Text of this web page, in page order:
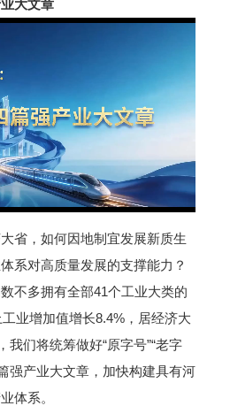
大文章
省，如何因地制宜发展新质生
系对高质量发展的支撑能力？
不多拥有全部41个工业大类的
业增加值增长8.4%，居经济大
我们将统筹做好“原字号”“老字
强产业大文章，加快构建具有河
体系。